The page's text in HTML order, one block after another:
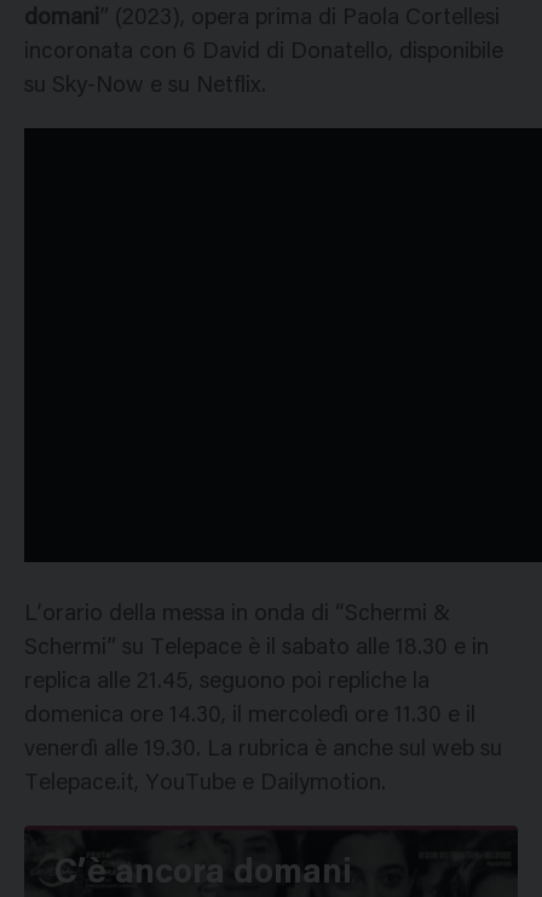
domani” (2023), opera prima di Paola Cortellesi
incoronata con 6 David di Donatello, disponibile
su Sky-Now e su Netflix.
L’orario della messa in onda di “Schermi &
Schermi” su Telepace è il sabato alle 18.30 e in
replica alle 21.45, seguono poi repliche la
domenica ore 14.30, il mercoledì ore 11.30 e il
venerdì alle 19.30. La rubrica è anche sul web su
Telepace.it, YouTube e Dailymotion.
C’è ancora domani